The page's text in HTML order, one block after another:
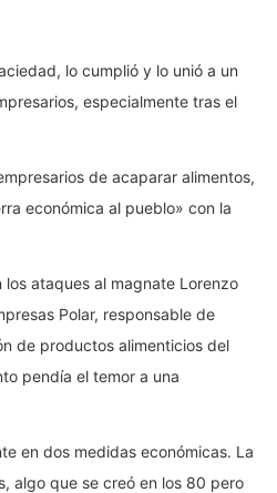
lo cumplió y lo unió a un
especialmente tras el
de acaparar alimentos,
económica al pueblo» con la
los ataques al magnate Lorenzo
Polar, responsable de
de productos alimenticios del
pendía el temor a una
en dos medidas económicas. La
algo que se creó en los 80 pero